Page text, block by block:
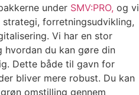
under SMV:PRO, og vi
forretningsudvikling,
Vi har en stor
hvordan du kan gøre din
Dette både til gavn for
bliver mere robust. Du kan
omstilling gennem